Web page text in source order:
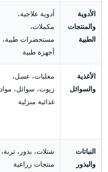
الأدوية
والمنتجات
الطبية
أدوية علاجية،
مكملات،
مستحضرات طبية،
أجهزة طبية
الأغذية
والسوائل
معلبات، عسل،
زيوت، سوائل، مواد
غذائية منزلية
النباتات
والبذور
شتلات، بذور، تربة،
منتجات زراعية